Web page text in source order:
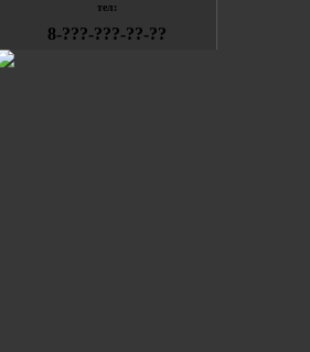
тел:
8-???-???-??-??